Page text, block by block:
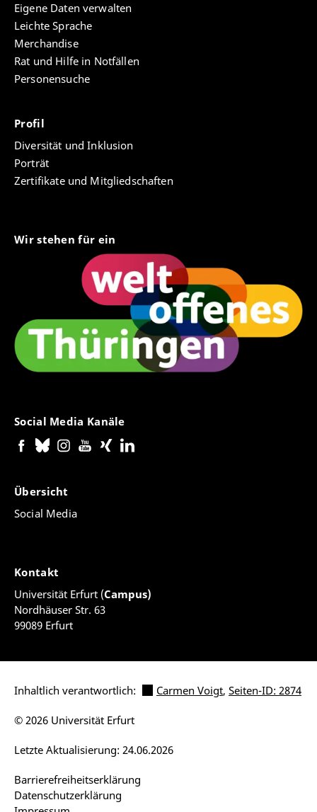
Eigene Daten verwalten
Leichte Sprache
Merchandise
Rat und Hilfe in Notfällen
Personensuche
Profil
Diversität und Inklusion
Porträt
Zertifikate und Mitgliedschaften
Wir stehen für ein
Social Media Kanäle
Übersicht
Social Media
Kontakt
Universität Erfurt (Campus)
Nordhäuser Str. 63
99089 Erfurt
Inhaltlich verantwortlich: Carmen Voigt, Seiten-ID: 2874
Barrierefreiheitserklärung
Datenschutzerklärung
Letzte Aktualisierung: 24.06.2026
© 2026 Universität Erfurt